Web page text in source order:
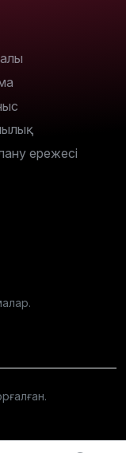
ережесі